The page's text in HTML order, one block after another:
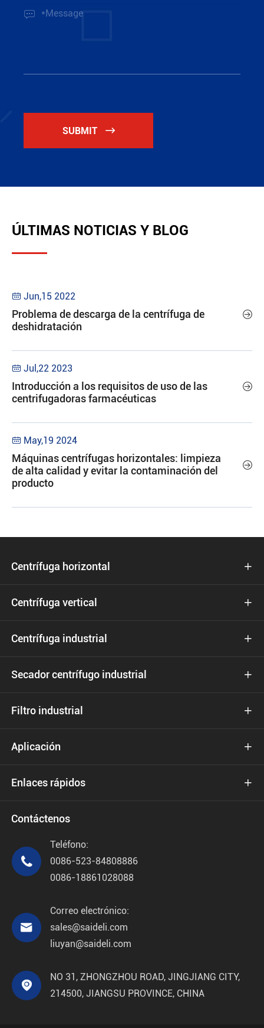

SUBMIT 
ÚLTIMAS NOTICIAS Y BLOG
 Jun,15 2022
Problema de descarga de la centrífuga de
deshidratación

 Jul,22 2023
Introducción a los requisitos de uso de las
centrifugadoras farmacéuticas

 May,19 2024
Máquinas centrífugas horizontales: limpieza
de alta calidad y evitar la contaminación del
producto

Centrífuga horizontal 
Centrífuga vertical 
Centrífuga industrial 
Secador centrífugo industrial 
Filtro industrial 
Aplicación 
Enlaces rápidos 
Contáctenos

Teléfono:
0086-523-84808886
0086-18861028088

Correo electrónico:
sales@saideli.com
liuyan@saideli.com

NO 31, ZHONGZHOU ROAD, JINGJIANG CITY,
214500, JIANGSU PROVINCE, CHINA